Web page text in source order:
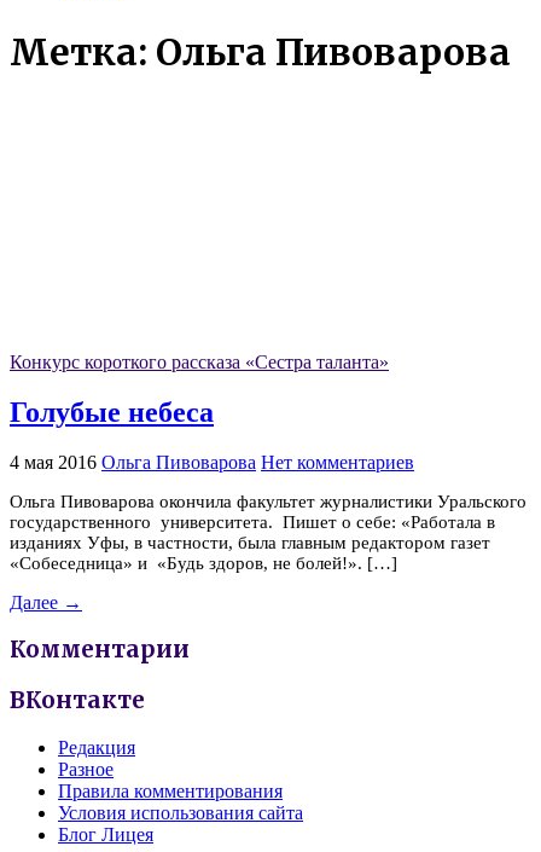
Метка: Ольга Пивоварова
Конкурс короткого рассказа «Сестра таланта»
Голубые небеса
4 мая 2016 Ольга Пивоварова Нет комментариев
Ольга Пивоварова окончила факультет журналистики Уральского
государственного университета. Пишет о себе: «Работала в
изданиях Уфы, в частности, была главным редактором газет
«Собеседница» и «Будь здоров, не болей!». […]
Далее →
Комментарии
ВКонтакте
Редакция
Разное
Правила комментирования
Условия использования сайта
Блог Лицея